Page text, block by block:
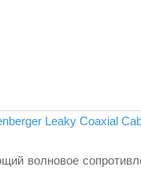
Leaky Coaxial
волновое